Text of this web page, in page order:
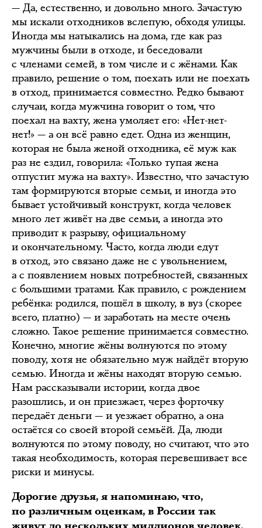
— Да, естественно, и довольно много. Зачастую
мы искали отходников вслепую, обходя улицы.
Иногда мы натыкались на дома, где как раз
мужчины были в отходе, и беседовали
с членами семей, в том числе и с жёнами. Как
правило, решение о том, поехать или не поехать
в отход, принимается совместно. Редко бывают
случаи, когда мужчина говорит о том, что
поехал на вахту, жена умоляет его: «Нет-нет-
нет!» — а он всё равно едет. Одна из женщин,
которая не была женой отходника, её муж как
раз не ездил, говорила: «Только тупая жена
отпустит мужа на вахту». Известно, что зачастую
там формируются вторые семьи, и иногда это
бывает устойчивый конструкт, когда человек
много лет живёт на две семьи, а иногда это
приводит к разрыву, официальному
и окончательному. Часто, когда люди едут
в отход, это связано даже не с увольнением,
а с появлением новых потребностей, связанных
с большими тратами. Как правило, с рождением
ребёнка: родился, пошёл в школу, в вуз (скорее
всего, платно) — и заработать на месте очень
сложно. Такое решение принимается совместно.
Конечно, многие жёны волнуются по этому
поводу, хотя не обязательно муж найдёт вторую
семью. Иногда и жёны находят вторую семью.
Нам рассказывали истории, когда двое
разошлись, и он приезжает, через форточку
передаёт деньги — и уезжает обратно, а она
остаётся со своей второй семьёй. Да, люди
волнуются по этому поводу, но считают, что это
такая необходимость, которая перевешивает все
риски и минусы.
Дорогие друзья, я напоминаю, что,
по различным оценкам, в России так